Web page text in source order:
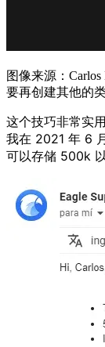
图像来源：
要再创建其他的
这个技巧非常实
我在 2021 年 6
可以存储 500k 以